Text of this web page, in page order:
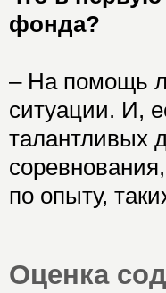
фонда?
– На помощь
ситуации. И,
талантливых
по опыту,
Оценка